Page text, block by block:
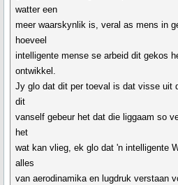
watter een
meer waarskynlik is, veral as mens in
hoeveel
intelligente mense se arbeid dit gekos
ontwikkel.
Jy glo dat dit per toeval is dat visse uit
dit
vanself gebeur het dat die liggaam so
het
wat kan vlieg, ek glo dat 'n intelligente
alles
van aerodinamika en lugdruk verstaan